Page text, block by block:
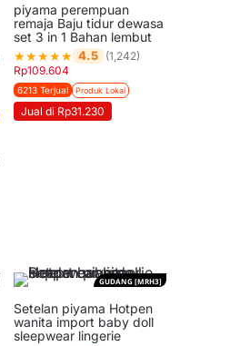
piyama perempuan
remaja Baju tidur dewasa
set 3 in 1 Bahan lembut
★★★★★ 4.5 (1,242)
Rp109.604
6213 Terjual Produk Lokal
Jual di Rp31.230
GUDANG [MRH3]
Setelan piyama Hotpen
wanita import baby doll
sleepwear lingerie